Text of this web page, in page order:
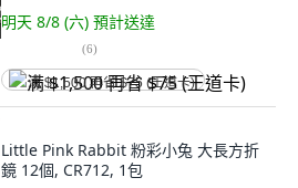
明天 8/8 (六) 預計送達
(6)
满 $1,500 再省 $75 (王道卡)
Little Pink Rabbit 粉彩小兔 大長方折
鏡 12個, CR712, 1包